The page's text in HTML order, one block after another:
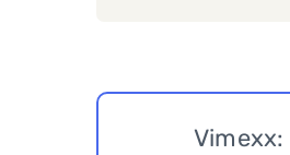
Vimexx: